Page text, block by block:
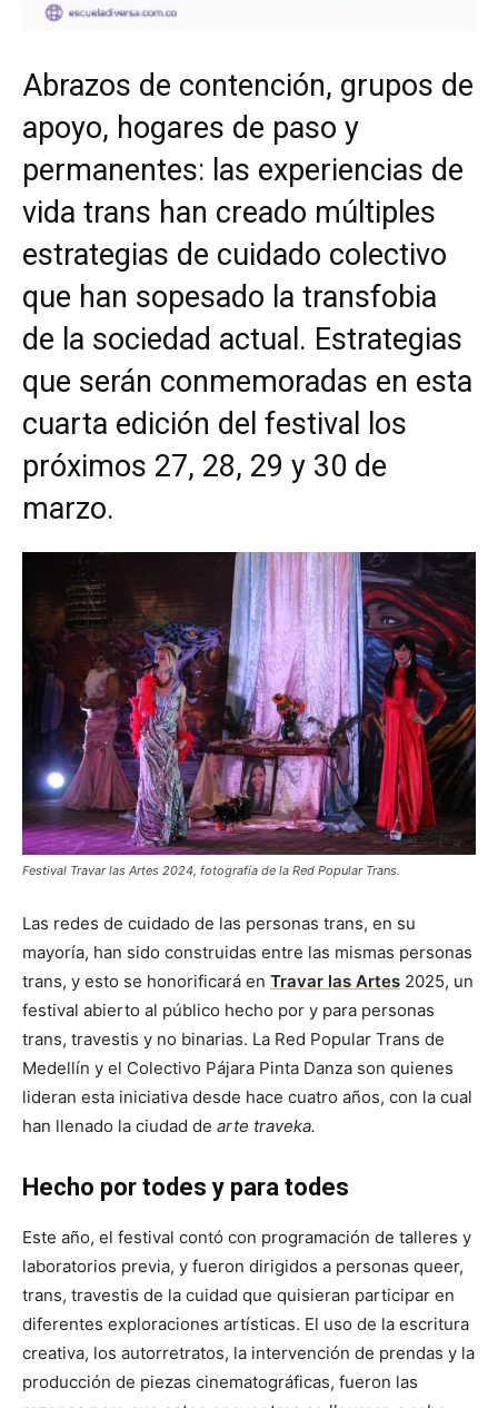
Abrazos de contención, grupos de
apoyo, hogares de paso y
permanentes: las experiencias de
vida trans han creado múltiples
estrategias de cuidado colectivo
que han sopesado la transfobia
de la sociedad actual. Estrategias
que serán conmemoradas en esta
cuarta edición del festival los
próximos 27, 28, 29 y 30 de
marzo.
Festival Travar las Artes 2024, fotografía de la Red Popular Trans.
Las redes de cuidado de las personas trans, en su
mayoría, han sido construidas entre las mismas personas
trans, y esto se honorificará en Travar las Artes 2025, un
festival abierto al público hecho por y para personas
trans, travestis y no binarias. La Red Popular Trans de
Medellín y el Colectivo Pájara Pinta Danza son quienes
lideran esta iniciativa desde hace cuatro años, con la cual
han llenado la ciudad de arte traveka.
Hecho por todes y para todes
Este año, el festival contó con programación de talleres y
laboratorios previa, y fueron dirigidos a personas queer,
trans, travestis de la cuidad que quisieran participar en
diferentes exploraciones artísticas. El uso de la escritura
creativa, los autorretratos, la intervención de prendas y la
producción de piezas cinematográficas, fueron las